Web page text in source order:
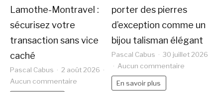
Lamothe-Montravel :
sécurisez votre
transaction sans vice
caché
Pascal Cabus
2 août 2026
Aucun commentaire
porter des pierres
d’exception comme un
bijou talisman élégant
Pascal Cabus
30 juillet 2026
Aucun commentaire
En savoir plus